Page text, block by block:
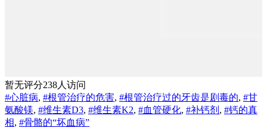
暂无评分238人访问
#心脏病, #根管治疗的危害, #根管治疗过的牙齿是剧毒的, #甘
氨酸镁, #维生素D3, #维生素K2, #血管硬化, #补钙剂 , #钙的真
相, #骨骼的“坏血病”